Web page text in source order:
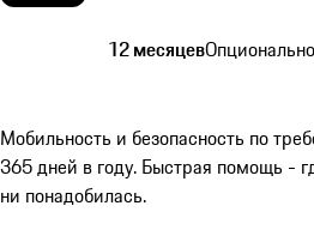
12 месяцев
Мобильность и безопасность по
365 дней в году. Быстрая помощь -
ни понадобилась.